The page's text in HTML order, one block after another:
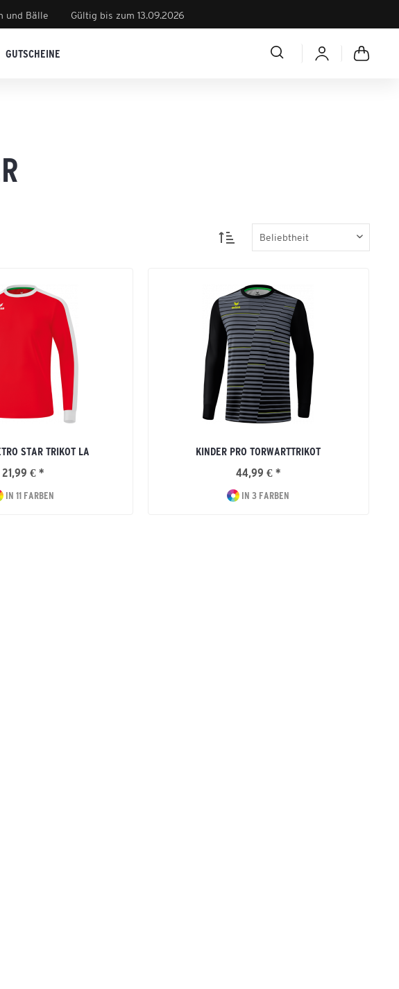
und Bälle Gültig bis zum 13.09.2026
GUTSCHEINE
STAR TRIKOT LA
21,99 € *
IN 11 FARBEN
KINDER PRO TORWARTTRIKOT
44,99 € *
IN 3 FARBEN